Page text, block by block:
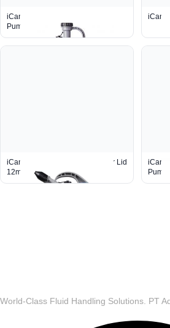
iCan Container 5L With
Pump/Storage Lid
iCan™
iCan™ Oil Container 10L + Pour Lid
12mm
iCan
World-Class Fluid Handling Solutions. PT